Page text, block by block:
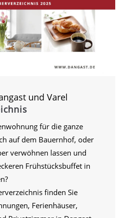
und Varel
für die ganze
auf dem Bauernhof, oder
verwöhnen lassen und
Frühstücksbuffet in
finden Sie
Ferienhäuser,